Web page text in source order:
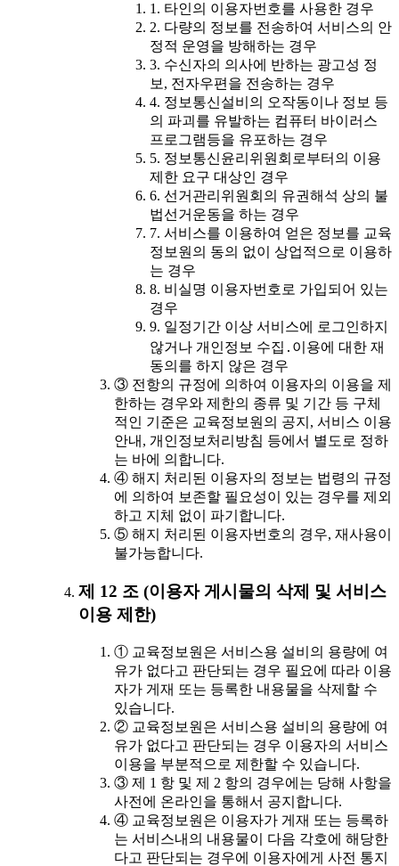
1. 타인의 이용자번호를 사용한 경우
2. 다량의 정보를 전송하여 서비스의 안
정적 운영을 방해하는 경우
3. 수신자의 의사에 반하는 광고성 정
보, 전자우편을 전송하는 경우
4. 정보통신설비의 오작동이나 정보 등
의 파괴를 유발하는 컴퓨터 바이러스
프로그램등을 유포하는 경우
5. 정보통신윤리위원회로부터의 이용
제한 요구 대상인 경우
6. 선거관리위원회의 유권해석 상의 불
법선거운동을 하는 경우
7. 서비스를 이용하여 얻은 정보를 교육
정보원의 동의 없이 상업적으로 이용하
는 경우
8. 비실명 이용자번호로 가입되어 있는
경우
9. 일정기간 이상 서비스에 로그인하지
않거나 개인정보 수집․이용에 대한 재
동의를 하지 않은 경우
③ 전항의 규정에 의하여 이용자의 이용을 제
한하는 경우와 제한의 종류 및 기간 등 구체
적인 기준은 교육정보원의 공지, 서비스 이용
안내, 개인정보처리방침 등에서 별도로 정하
는 바에 의합니다.
④ 해지 처리된 이용자의 정보는 법령의 규정
에 의하여 보존할 필요성이 있는 경우를 제외
하고 지체 없이 파기합니다.
⑤ 해지 처리된 이용자번호의 경우, 재사용이
불가능합니다.
제 12 조 (이용자 게시물의 삭제 및 서비스
이용 제한)
① 교육정보원은 서비스용 설비의 용량에 여
유가 없다고 판단되는 경우 필요에 따라 이용
자가 게재 또는 등록한 내용물을 삭제할 수
있습니다.
② 교육정보원은 서비스용 설비의 용량에 여
유가 없다고 판단되는 경우 이용자의 서비스
이용을 부분적으로 제한할 수 있습니다.
③ 제 1 항 및 제 2 항의 경우에는 당해 사항을
사전에 온라인을 통해서 공지합니다.
④ 교육정보원은 이용자가 게재 또는 등록하
는 서비스내의 내용물이 다음 각호에 해당한
다고 판단되는 경우에 이용자에게 사전 통지